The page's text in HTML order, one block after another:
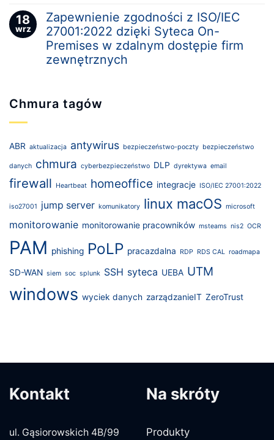
18
wrz
Zapewnienie zgodności z ISO/IEC
27001:2022 dzięki Syteca On-
Premises w zdalnym dostępie firm
zewnętrznych
Chmura tagów
ABR aktualizacja antywirus bezpieczeństwo-poczty bezpieczeństwo
danych chmura cyberbezpieczeństwo DLP dyrektywa email
firewall Heartbeat homeoffice integracje ISO/IEC 27001:2022
iso27001 jump server komunikatory linux macOS microsoft
monitorowanie monitorowanie pracowników msteams nis2 OCR
PAM phishing PoLP pracazdalna RDP RDS CAL roadmapa
SD-WAN siem soc splunk SSH syteca UEBA UTM
windows wyciek danych zarządzanieIT ZeroTrust
Kontakt
ul. Gąsiorowskich 4B/99
Na skróty
Produkty